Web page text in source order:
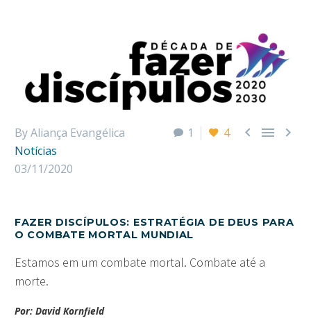
1 4   
By Aliança Evangélica
Notícias
03/11/2020
FAZER DISCÍPULOS: ESTRATÉGIA DE DEUS PARA
O COMBATE MORTAL MUNDIAL
Estamos em um combate mortal. Combate até a
morte.
Por: David Kornfield